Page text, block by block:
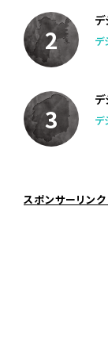
デ
デ
スポンサーリンク